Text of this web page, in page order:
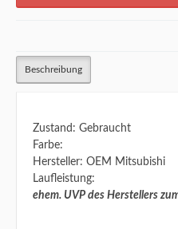
Beschreibung
Zustand: Gebraucht
Farbe:
Hersteller: OEM Mitsubishi
Laufleistung:
ehem. UVP des Herstellers